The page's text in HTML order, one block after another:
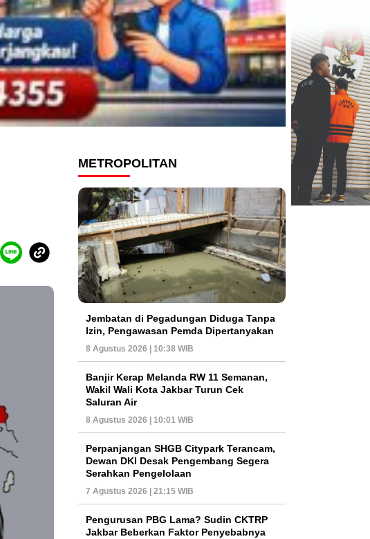
METROPOLITAN
Jembatan di Pegadungan Diduga Tanpa
Izin, Pengawasan Pemda Dipertanyakan
8 Agustus 2026 | 10:38 WIB
Banjir Kerap Melanda RW 11 Semanan,
Wakil Wali Kota Jakbar Turun Cek
Saluran Air
8 Agustus 2026 | 10:01 WIB
Perpanjangan SHGB Citypark Terancam,
Dewan DKI Desak Pengembang Segera
Serahkan Pengelolaan
7 Agustus 2026 | 21:15 WIB
Pengurusan PBG Lama? Sudin CKTRP
Jakbar Beberkan Faktor Penyebabnya